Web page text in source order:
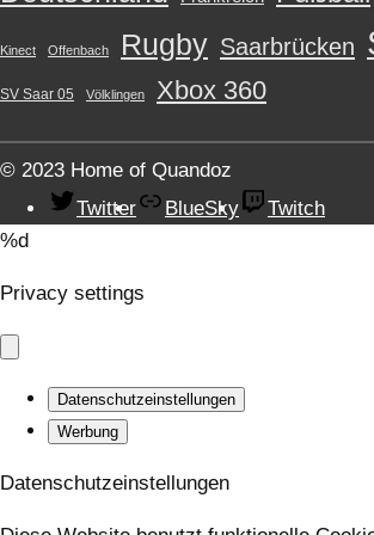
Kinect Offenbach Rugby Saarbrücken
SV Saar 05 Völklingen Xbox 360
© 2023 Home of Quandoz
Twitter
BlueSky
Twitch
%d
Privacy settings
Datenschutzeinstellungen
Werbung
Datenschutzeinstellungen